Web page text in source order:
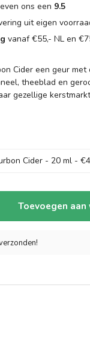
ons een 9.5
uit eigen
vanaf €55,- NL en
Cider een geur
theeblad en
gezellige
Toevoegen